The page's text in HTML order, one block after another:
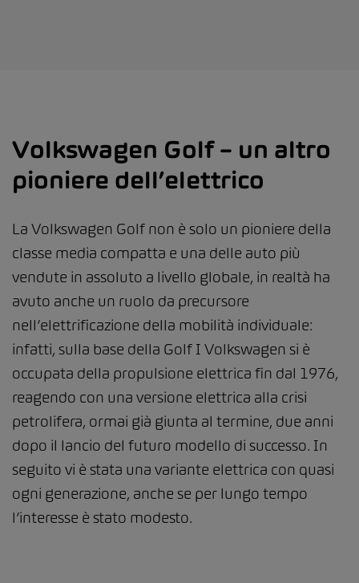
Volkswagen Golf – un altro
pioniere dell’elettrico
La Volkswagen Golf non è solo un pioniere della
classe media compatta e una delle auto più
vendute in assoluto a livello globale, in realtà ha
avuto anche un ruolo da precursore
nell’elettrificazione della mobilità individuale:
infatti, sulla base della Golf I Volkswagen si è
occupata della propulsione elettrica fin dal 1976,
reagendo con una versione elettrica alla crisi
petrolifera, ormai già giunta al termine, due anni
dopo il lancio del futuro modello di successo. In
seguito vi è stata una variante elettrica con quasi
ogni generazione, anche se per lungo tempo
l’interesse è stato modesto.